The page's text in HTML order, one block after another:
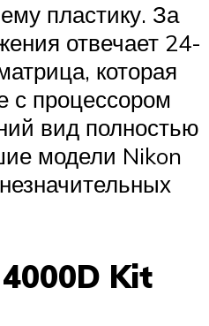
пластику. За
отвечает 24-
которая
с процессором
вид полностью
модели Nikon
Kit